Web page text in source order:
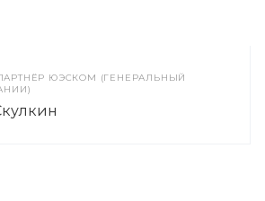
ЮЭСКОМ (ГЕНЕРАЛЬНЫЙ